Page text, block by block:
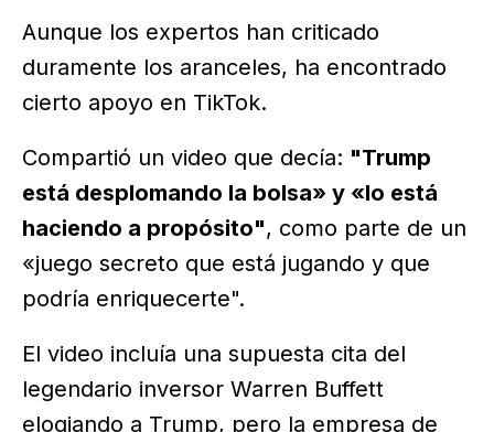
Aunque los expertos han criticado
duramente los aranceles, ha encontrado
cierto apoyo en TikTok.
Compartió un video que decía: "Trump
está desplomando la bolsa» y «lo está
haciendo a propósito", como parte de un
«juego secreto que está jugando y que
podría enriquecerte".
El video incluía una supuesta cita del
legendario inversor Warren Buffett
elogiando a Trump, pero la empresa de